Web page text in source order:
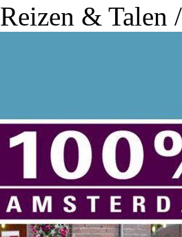
Reizen & Talen